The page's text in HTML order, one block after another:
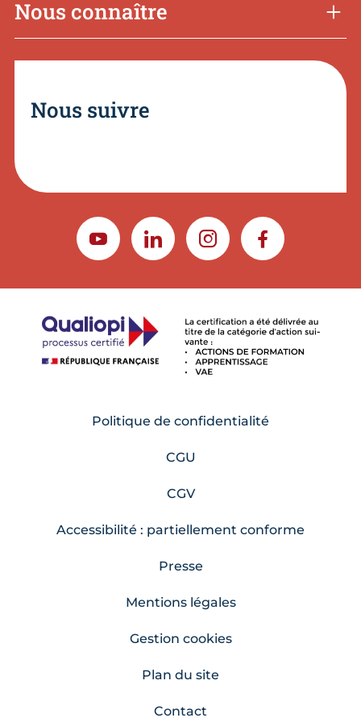
Nous connaître
Nous suivre
YOUTUBELINKEDININSTAGRAMFACEBOOK
Politique de confidentialité
CGU
CGV
Accessibilité : partiellement conforme
Presse
Mentions légales
Gestion cookies
Plan du site
Contact